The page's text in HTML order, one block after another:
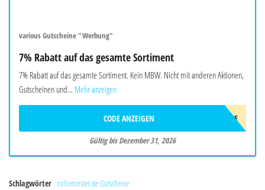
various Gutscheine "Werbung"
7% Rabatt auf das gesamte Sortiment
7% Rabatt auf das gesamte Sortiment. Kein MBW. Nicht mit anderen Aktionen,
Gutscheinen und... Mehr anzeigen
WELCOME
CODE ANZEIGEN
Gültig bis Dezember 31, 2026
Schlagwörter rollomeister.de Gutscheine